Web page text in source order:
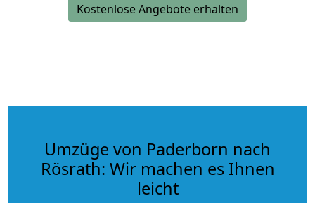
Kostenlose Angebote erhalten
Umzüge von Paderborn nach
Rösrath: Wir machen es Ihnen
leicht